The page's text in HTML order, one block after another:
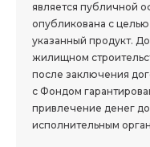
является публичной
опубликована с
указанный продукт.
жилищном
после заключения
с Фондом
привлечение денег
исполнительным